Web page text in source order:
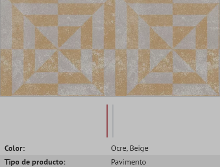
Color: Ocre, Beige
Tipo de producto:
Pavimento